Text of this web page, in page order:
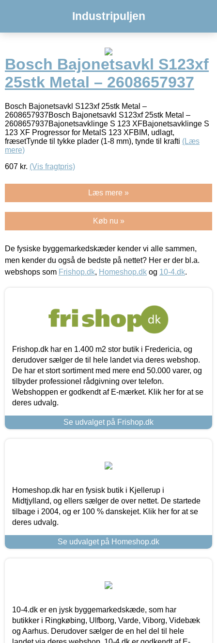
Industripuljen
Bosch Bajonetsavkl S123xf
25stk Metal – 2608657937
Bosch Bajonetsavkl S123xf 25stk Metal –
2608657937Bosch Bajonetsavkl S123xf 25stk Metal –
2608657937Bajonetsavklinge S 123 XFBajonetsavklinge S
123 XF Progressor for MetalS 123 XFBIM, udlagt,
fræsetTynde til tykke plader (1-8 mm), tynde til krafti (Læs
mere)
607 kr. (Vis fragtpris)
Læs mere »
Køb nu »
De fysiske byggemarkedskæder kender vi alle sammen,
men kender du også de bedste på nettet? Her er der bl.a.
webshops som Frishop.dk, Homeshop.dk og 10-4.dk.
Frishop.dk har en 1.400 m2 stor butik i Fredericia, og
derudover sælger de til hele landet via deres webshop.
De har et stort sortiment med mere end 50.000 varer, og
tilbyder professionel rådgivning over telefon.
Webshoppen er godkendt af E-mærket. Klik her for at se
deres udvalg.
Se udvalget på Frishop.dk
Homeshop.dk har en fysisk butik i Kjellerup i
Midtjylland, og ellers sælger de over nettet. De startede
tilbage i 2004, og er 100 % danskejet. Klik her for at se
deres udvalg.
Se udvalget på Homeshop.dk
10-4.dk er en jysk byggemarkedskæde, som har
butikker i Ringkøbing, Ulfborg, Varde, Viborg, Videbæk
og Aarhus. Derudover sælger de en hel del til hele